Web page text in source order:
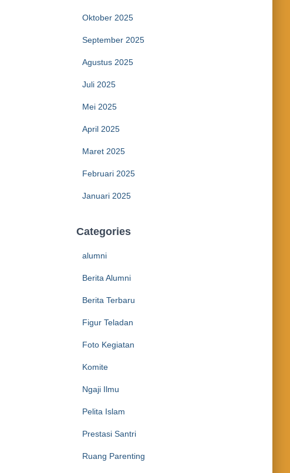
Oktober 2025
September 2025
Agustus 2025
Juli 2025
Mei 2025
April 2025
Maret 2025
Februari 2025
Januari 2025
Categories
alumni
Berita Alumni
Berita Terbaru
Figur Teladan
Foto Kegiatan
Komite
Ngaji Ilmu
Pelita Islam
Prestasi Santri
Ruang Parenting